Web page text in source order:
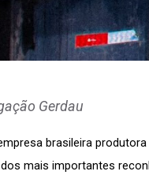
Gerdau
brasileira
dos mais importantes